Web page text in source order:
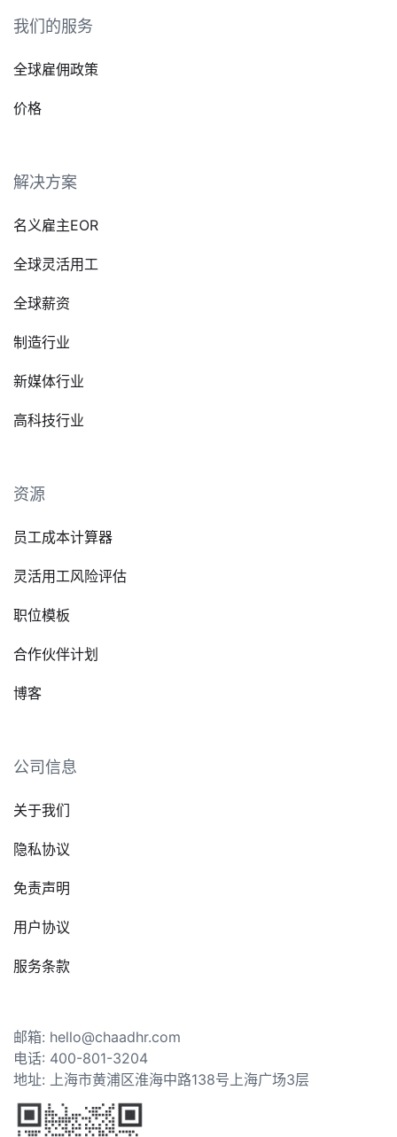
我们的服务
全球雇佣政策
价格
解决方案
名义雇主EOR
全球灵活用工
全球薪资
制造行业
新媒体行业
高科技行业
资源
员工成本计算器
灵活用工风险评估
职位模板
合作伙伴计划
博客
公司信息
关于我们
隐私协议
免责声明
用户协议
服务条款
邮箱: hello@chaadhr.com
电话: 400-801-3204
地址: 上海市黄浦区淮海中路138号上海广场3层